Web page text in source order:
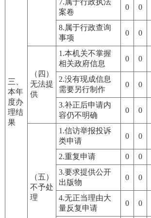
三、
本年
度办
理结
果
案卷
0 0
8.属于行政查询
事项
0 0
（四）
无法提
供
1.本机关不掌握
相关政府信息
0 0
2.没有现成信息
需要另行制作
0 0
3.补正后申请内
容仍不明确
0 0
（五）
不予处
理
1.信访举报投诉
类申请
0 0
2.重复申请 0 0
3.要求提供公开
出版物
0 0
4.无正当理由大
量反复申请
0 0